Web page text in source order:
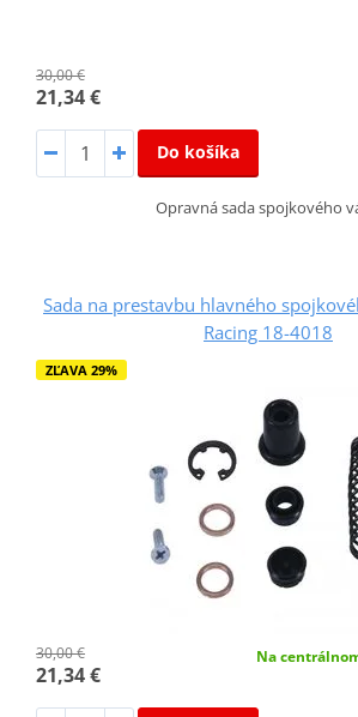
30,00 €
21,34 €
Do košíka
Opravná sada spojkového
Sada na prestavbu hlavného
Racing 18-4018
ZĽAVA 29%
30,00 €
21,34 €
Na